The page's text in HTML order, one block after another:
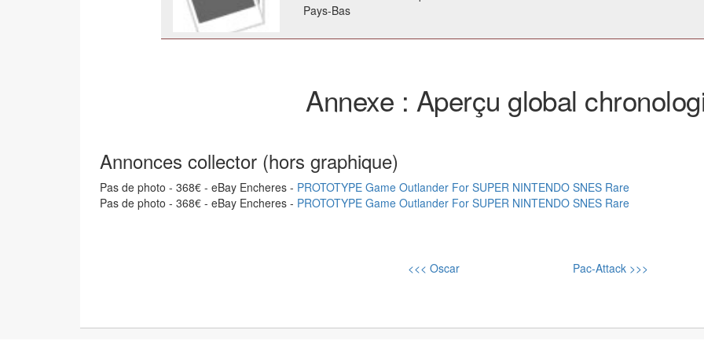
Pays-Bas
Annexe : Aperçu global
Annonces collector (hors graphique)
Pas de photo - 368€ - eBay Encheres - PROTOTYPE Game Outlander For SUPER NINTENDO SNES Rare
Pas de photo - 368€ - eBay Encheres - PROTOTYPE Game Outlander For SUPER NINTENDO SNES Rare
<<< Oscar Pac-Attack >>>